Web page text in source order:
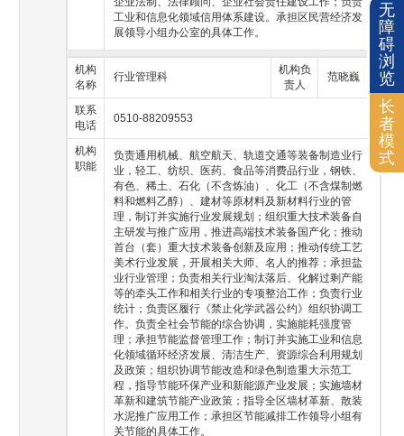
无
障
碍
浏
览
长
者
模
式